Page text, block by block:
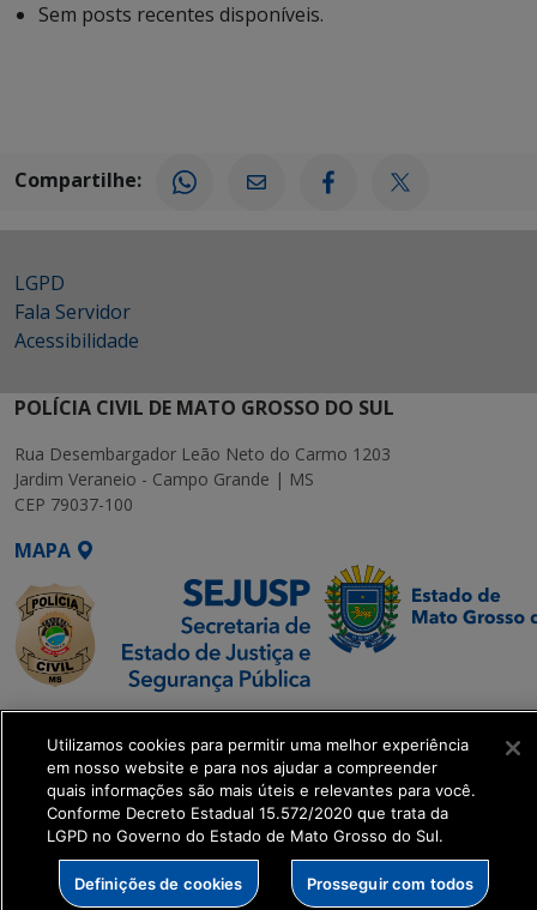
Sem posts recentes disponíveis.
Compartilhe:
LGPD
Fala Servidor
Acessibilidade
POLÍCIA CIVIL DE MATO GROSSO DO SUL
Rua Desembargador Leão Neto do Carmo 1203
Jardim Veraneio - Campo Grande | MS
CEP 79037-100
MAPA
Executiva de
Transformação Digital
get_footer();
Utilizamos cookies para permitir uma melhor experiência
em nosso website e para nos ajudar a compreender
quais informações são mais úteis e relevantes para você.
Conforme Decreto Estadual 15.572/2020 que trata da
LGPD no Governo do Estado de Mato Grosso do Sul.
Definições de cookies Prosseguir com todos